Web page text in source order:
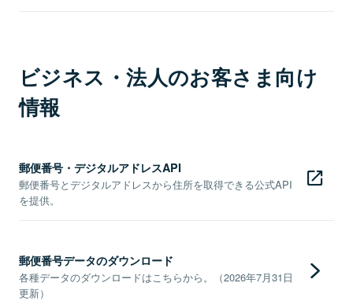
ビジネス・法人のお客さま向け
情報
郵便番号・デジタルアドレスAPI
郵便番号とデジタルアドレスから住所を取得できる公式API
を提供。
郵便番号データのダウンロード
各種データのダウンロードはこちらから。（2026年7月31日
更新）